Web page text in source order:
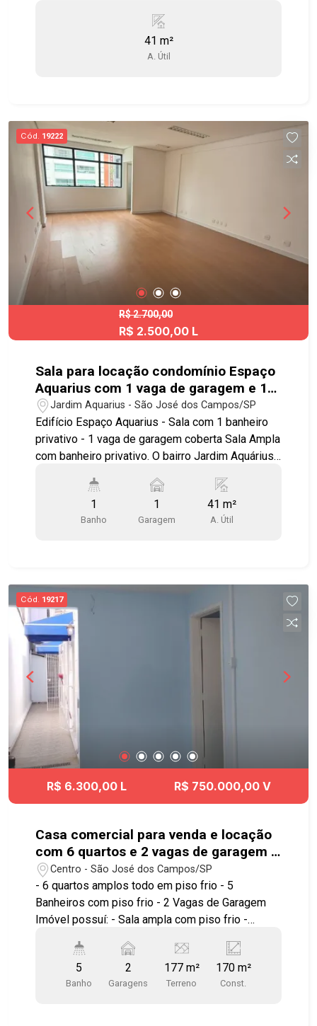
separados - Sala Reformada O bairro Jardim
Aquárius e um dos bairros mais valorizados da
Presidente Dutra, Anel Viário e Avenida Cassiano
Ricardo e principais bairros da cidade. Agende já
sua visita!! #imobiliaria #geraçãoimóveis
#salacomercialvenda #salacomercialvenda
#JardimAquarius
41 m²
A. Útil
Cód. 19222
R$ 2.700,00
R$ 2.500,00 L
Sala para locação condomínio Espaço
Aquarius com 1 vaga de garagem e 1
banheiro - 41 m² - No bairro Jardim
Aquarius - SJC
Jardim Aquarius - São José dos Campos/SP
Edifício Espaço Aquarius - Sala com 1 banheiro
privativo - 1 vaga de garagem coberta Sala Ampla
com banheiro privativo. O bairro Jardim Aquárius
Espaço Aquarius se localiza próximo aos
comércios, restaurantes, Droga Raia, Tauste,
Carrefour, conta com grande oferta de serviços
sua visita!! #imobiliaria #geraçãoimóveis
#salacomercialvenda #salacomercialvenda
#JardimAquarius
1
Banho
1
Garagem
41 m²
A. Útil
Cód. 19217
R$ 6.300,00 L R$ 750.000,00 V
Casa comercial para venda e locação
com 6 quartos e 2 vagas de garagem -
177 m² de terreno - No bairro Centro -
SJC
Centro - São José dos Campos/SP
- 6 quartos amplos todo em piso frio - 5
Banheiros com piso frio - 2 Vagas de Garagem
Imóvel possuí: - Sala ampla com piso frio -
piso frio Fundos: - Um sobrado pequeno com 50
m² - 1 quarto pequeno com piso frio - 1 cozinha
integra com piso frio O Centro de São José dos
5
Banho
2
Garagens
177 m²
Terreno
170 m²
Const.